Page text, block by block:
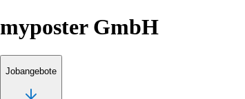
myposter GmbH
Jobangebote